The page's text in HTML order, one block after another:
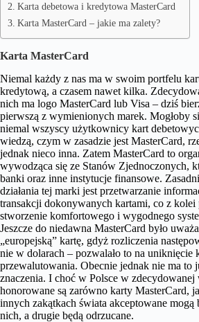
Karta debetowa i kredytowa MasterCard
Karta MasterCard – jakie ma zalety?
Karta MasterCard
Niemal każdy z nas ma w swoim portfelu
kredytową, a czasem nawet kilka.
nich ma logo MasterCard lub Visa – dziś
pierwszą z wymienionych marek. Mogłoby
niemal wszyscy użytkownicy kart
wiedzą, czym w zasadzie jest MasterCard,
jednak nieco inna. Zatem MasterCard to
wywodząca się ze Stanów Zjednoczonych,
banki oraz inne instytucje finansowe.
działania tej marki jest przetwarzanie
transakcji dokonywanych kartami, co z kolei
stworzenie komfortowego i wygodnego
Jeszcze do niedawna MasterCard było
„europejską” kartę, gdyż rozliczenia
nie w dolarach – pozwalało to na uniknięcie
przewalutowania. Obecnie jednak nie ma to
znaczenia. I choć w Polsce w zdecydowanej
honorowane są zarówno karty MasterCard,
innych zakątkach świata akceptowane
nich, a drugie będą odrzucane.